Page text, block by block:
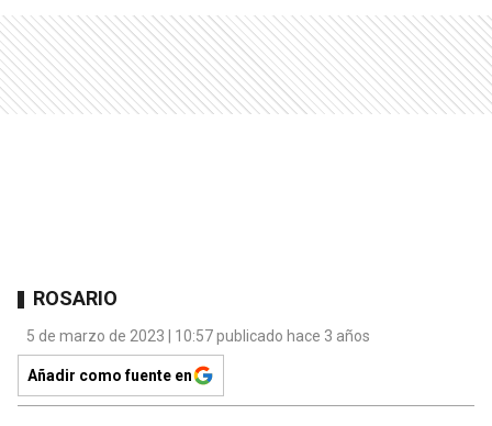
ROSARIO
5 de marzo de 2023 | 10:57 publicado hace 3 años
Añadir como fuente en